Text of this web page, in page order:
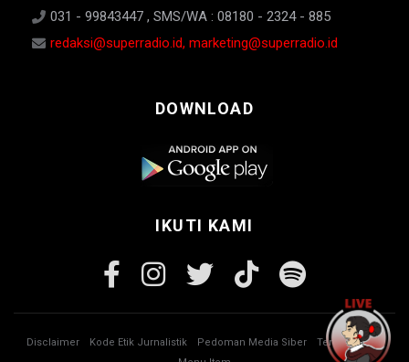
031 - 99843447 , SMS/WA : 08180 - 2324 - 885
redaksi@superradio.id, marketing@superradio.id
DOWNLOAD
IKUTI KAMI
Disclaimer Kode Etik Jurnalistik Pedoman Media Siber
Tentang Kami